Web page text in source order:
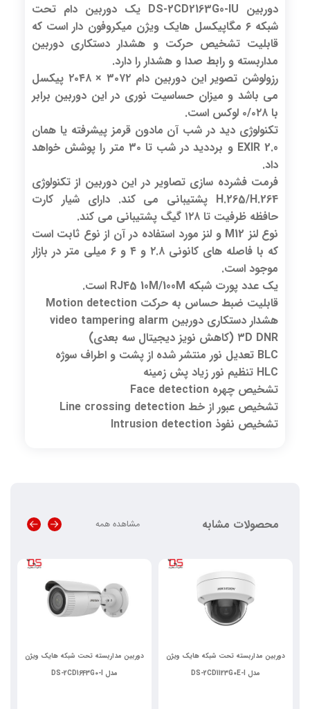
دوربین DS-2CD2163G0-IU یک دوربین دام تحت
شبکه ۶ مگاپیکسل هایک ویژن میکروفون دار است که
قابلیت تشخیص حرکت و هشدار دستکاری دوربین
مداربسته و رابط صدا و هشدار را دارد.
رزولوشن تصویر این دوربین دام ۳۰۷۲ × ۲۰۴۸ پیکسل
می باشد و میزان حساسیت نوری در این دوربین برابر
با ۰/۰۲۸ لوکس است.
تکنولوژی دید در شب آن مادون قرمز پیشرفته یا همان
EXIR 2.0 و برددید در شب تا ۳۰ متر را پوشش خواهد
داد.
فرمت فشرده سازی تصاویر در این دوربین از تکنولوژی
H.265/H.264 پشتیبانی می کند. دارای شیار کارت
حافظه ظرفیت تا ۱۲۸ گیگ پشتیبانی می کند.
نوع لنز M12 و لنز مورد استفاده در آن از نوع ثابت است
که با فاصله های کانونی ۲.۸ و ۴ و ۶ میلی متر در بازار
موجود است.
یک عدد پورت شبکه RJ45 10M/100M است.
قابلیت ضبط حساس به حرکت Motion detection
هشدار دستکاری دوربین video tampering alarm
۳D DNR (کاهش نویز دیجیتال سه بعدی)
BLC تعدیل نور منتشر شده از پشت و اطراف سوژه
HLC تنظیم نور زیاد پش زمینه
تشخیص چهره Face detection
تشخیص عبور از خط Line crossing detection
تشخیص نفوذ Intrusion detection
محصولات مشابه مشاهده همه
دوربین مداربسته تحت شبکه هایک ویژن
مدل DS-2CD1123G0E-I
دوربین مداربسته تحت شبکه هایک ویژن
مدل DS-2CD1643G0-I